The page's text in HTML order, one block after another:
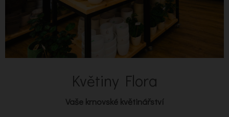
Květiny Flora
Vaše krnovské květinářství